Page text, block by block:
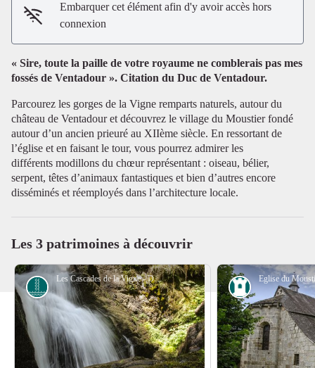
Voir l'image en plein écran
Embarquer cet élément afin d'y avoir accès hors
connexion
« Sire, toute la paille de votre royaume ne comblerais pas mes
fossés de Ventadour ». Citation du Duc de Ventadour.
Parcourez les gorges de la Vigne remparts naturels, autour du
château de Ventadour et découvrez le village du Moustier fondé
autour d’un ancien prieuré au XIIème siècle. En ressortant de
l’église et en faisant le tour, vous pourrez admirer les
différents modillons du chœur représentant : oiseau, bélier,
serpent, têtes d’animaux fantastiques et bien d’autres encore
disséminés et réemployés dans l’architecture locale.
Les 3 patrimoines à découvrir
Les Cascades de la Vigne - D.Agnoux - CC VEM
Cascade Patrimoine